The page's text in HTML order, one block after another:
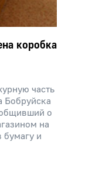
коробка
часть
Бобруйска
о
на
бумагу и